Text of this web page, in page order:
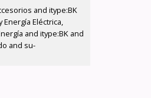
and itype:BK
Eléctrica,
and itype:BK and
and su-